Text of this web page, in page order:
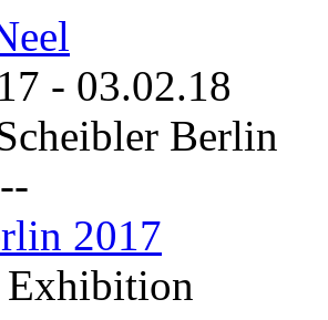
- 03.02.18
Berlin
2017
Exhibition